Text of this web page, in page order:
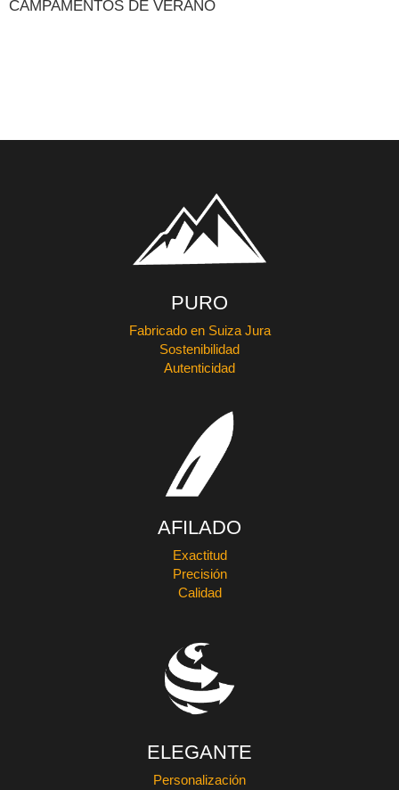
CAMPAMENTOS DE VERANO
PURO
Fabricado en Suiza Jura
Sostenibilidad
Autenticidad
AFILADO
Exactitud
Precisión
Calidad
ELEGANTE
Personalización